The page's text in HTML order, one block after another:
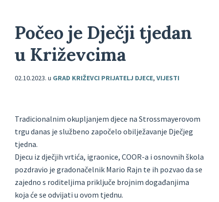
Počeo je Dječji tjedan
u Križevcima
02.10.2023. u GRAD KRIŽEVCI PRIJATELJ DJECE, VIJESTI
Tradicionalnim okupljanjem djece na Strossmayerovom
trgu danas je službeno započelo obilježavanje Dječjeg
tjedna.
Djecu iz dječjih vrtića, igraonice, COOR-a i osnovnih škola
pozdravio je gradonačelnik Mario Rajn te ih pozvao da se
zajedno s roditeljima priključe brojnim događanjima
koja će se odvijati u ovom tjednu.